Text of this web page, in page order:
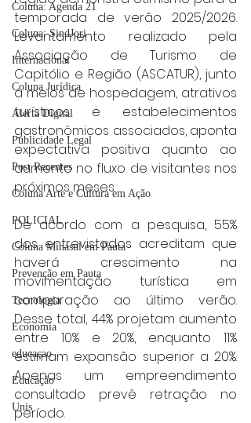
Coluna: Agenda 21
Coluna: SindJori
Internacional
Coluna Jurídica
Alerta Digital
Publicidade Legal
Post Recentes
Coluna Arte e Cultura em Ação
POLICIAL
Coluna Minasul em Pauta
Prevenção em Pauta
Tecnologia
Economia
educaçao
Educação
Unis
temporada de verão 2025/2026.
Levantamento realizado pela
Associação de Turismo de
Capitólio e Região (ASCATUR), junto
a meios de hospedagem, atrativos
turísticos e estabelecimentos
gastronômicos associados, aponta
expectativa positiva quanto ao
aumento no fluxo de visitantes nos
próximos meses.
De acordo com a pesquisa, 55%
dos entrevistados acreditam que
haverá crescimento na
movimentação turística em
comparação ao último verão.
Desse total, 44% projetam aumento
entre 10% e 20%, enquanto 11%
estimam expansão superior a 20%.
Apenas um empreendimento
consultado prevê retração no
período.